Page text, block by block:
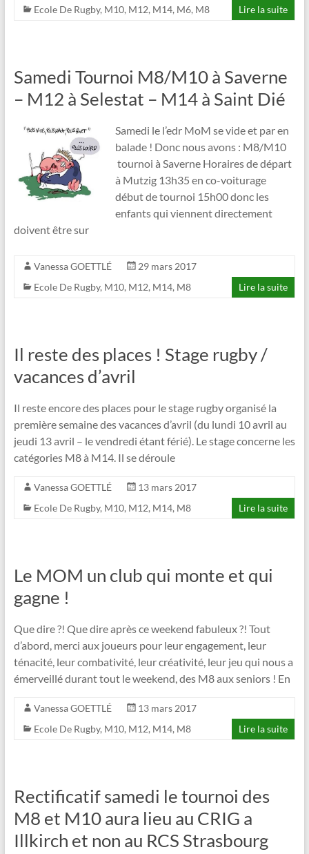
Ecole De Rugby, M10, M12, M14, M6, M8 Lire la suite
Samedi Tournoi M8/M10 à Saverne
– M12 à Selestat – M14 à Saint Dié
Samedi le l’edr MoM se vide et par en
balade ! Donc nous avons : M8/M10
tournoi à Saverne Horaires de départ
à Mutzig 13h35 en co-voiturage
début de tournoi 15h00 donc les
enfants qui viennent directement
doivent être sur
Vanessa GOETTLÉ
29 mars 2017
Ecole De Rugby, M10, M12, M14, M8 Lire la suite
Il reste des places ! Stage rugby /
vacances d’avril
Il reste encore des places pour le stage rugby organisé la
première semaine des vacances d’avril (du lundi 10 avril au
jeudi 13 avril – le vendredi étant férié). Le stage concerne les
catégories M8 à M14. Il se déroule
Vanessa GOETTLÉ
13 mars 2017
Ecole De Rugby, M10, M12, M14, M8 Lire la suite
Le MOM un club qui monte et qui
gagne !
Que dire ?! Que dire après ce weekend fabuleux ?! Tout
d’abord, merci aux joueurs pour leur engagement, leur
ténacité, leur combativité, leur créativité, leur jeu qui nous a
émerveillé durant tout le weekend, des M8 aux seniors ! En
Vanessa GOETTLÉ
13 mars 2017
Ecole De Rugby, M10, M12, M14, M8 Lire la suite
Rectificatif samedi le tournoi des
M8 et M10 aura lieu au CRIG a
Illkirch et non au RCS Strasbourg